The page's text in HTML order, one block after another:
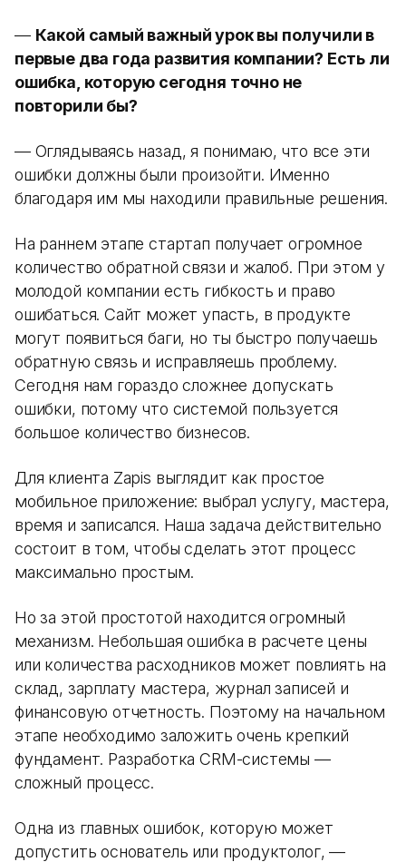
— Какой самый важный урок вы получили в
первые два года развития компании? Есть ли
ошибка, которую сегодня точно не
повторили бы?
— Оглядываясь назад, я понимаю, что все эти
ошибки должны были произойти. Именно
благодаря им мы находили правильные решения.
На раннем этапе стартап получает огромное
количество обратной связи и жалоб. При этом у
молодой компании есть гибкость и право
ошибаться. Сайт может упасть, в продукте
могут появиться баги, но ты быстро получаешь
обратную связь и исправляешь проблему.
Сегодня нам гораздо сложнее допускать
ошибки, потому что системой пользуется
большое количество бизнесов.
Для клиента Zapis выглядит как простое
мобильное приложение: выбрал услугу, мастера,
время и записался. Наша задача действительно
состоит в том, чтобы сделать этот процесс
максимально простым.
Но за этой простотой находится огромный
механизм. Небольшая ошибка в расчете цены
или количества расходников может повлиять на
склад, зарплату мастера, журнал записей и
финансовую отчетность. Поэтому на начальном
этапе необходимо заложить очень крепкий
фундамент. Разработка CRM-системы —
сложный процесс.
Одна из главных ошибок, которую может
допустить основатель или продуктолог, —